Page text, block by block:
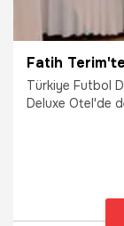
Fatih
Türkiye Futbol
Deluxe Otel'de